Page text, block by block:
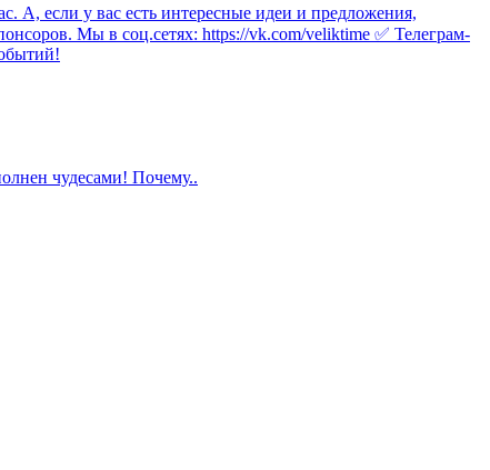
А, если у вас есть интересные идеи и предложения,
Мы в соц.сетях: https://vk.com/veliktime ✅ Телеграм-
чудесами! Почему..